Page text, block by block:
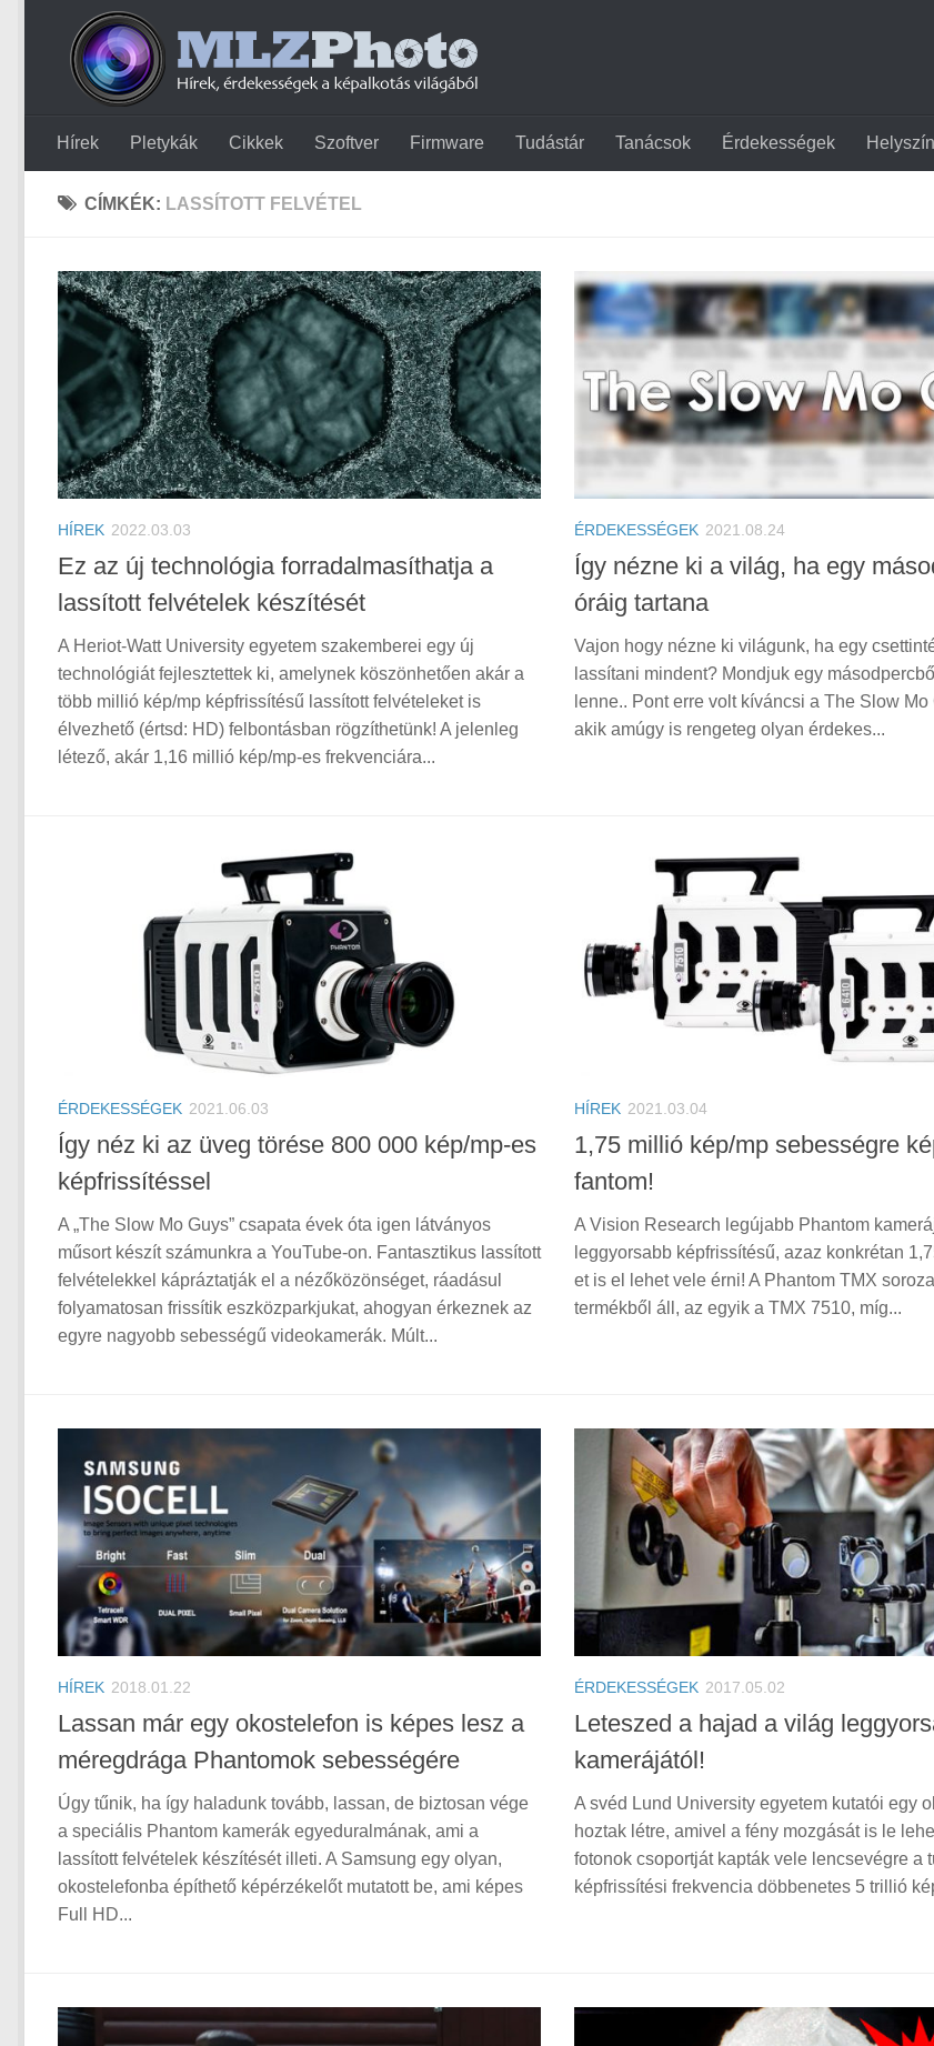
Hírek Pletykák Cikkek Szoftver Firmware Tudástár Tanácsok Érdekességek
CÍMKÉK: LASSÍTOTT FELVÉTEL
HÍREK 2022.03.03
Ez az új technológia forradalmasíthatja a
lassított felvételek készítését
A Heriot-Watt University egyetem szakemberei egy új
technológiát fejlesztettek ki, amelynek köszönhetően akár a
több millió kép/mp képfrissítésű lassított felvételeket is
élvezhető (értsd: HD) felbontásban rögzíthetünk! A jelenleg
létező, akár 1,16 millió kép/mp-es frekvenciára...
ÉRDEKESSÉGEK 2021.08.24
Így nézne ki a világ, ha egy
óráig tartana
Vajon hogy nézne ki világunk, ha egy
lassítani mindent? Mondjuk egy
lenne.. Pont erre volt kíváncsi a The Slow Mo
akik amúgy is rengeteg olyan érdekes...
ÉRDEKESSÉGEK 2021.06.03
Így néz ki az üveg törése 800 000 kép/mp-es
képfrissítéssel
A „The Slow Mo Guys” csapata évek óta igen látványos
műsort készít számunkra a YouTube-on. Fantasztikus lassított
felvételekkel kápráztatják el a nézőközönséget, ráadásul
folyamatosan frissítik eszközparkjukat, ahogyan érkeznek az
egyre nagyobb sebességű videokamerák. Múlt...
HÍREK 2021.03.04
1,75 millió kép/mp sebességre
fantom!
A Vision Research legújabb Phantom
leggyorsabb képfrissítésű, azaz konkrétan
et is el lehet vele érni! A Phantom TMX
termékből áll, az egyik a TMX 7510, míg...
HÍREK 2018.01.22
Lassan már egy okostelefon is képes lesz a
méregdrága Phantomok sebességére
Úgy tűnik, ha így haladunk tovább, lassan, de biztosan vége
a speciális Phantom kamerák egyeduralmának, ami a
lassított felvételek készítését illeti. A Samsung egy olyan,
okostelefonba építhető képérzékelőt mutatott be, ami képes
Full HD...
ÉRDEKESSÉGEK 2017.05.02
Leteszed a hajad a világ
kamerájától!
A svéd Lund University egyetem kutatói egy
hoztak létre, amivel a fény mozgását is le
fotonok csoportját kapták vele lencsevégre a
képfrissítési frekvencia döbbenetes 5 trillió